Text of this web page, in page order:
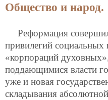
Общество и народ.
Реформация
привилегий
«корпораций
поддающимися власти
уже и новая
складывания